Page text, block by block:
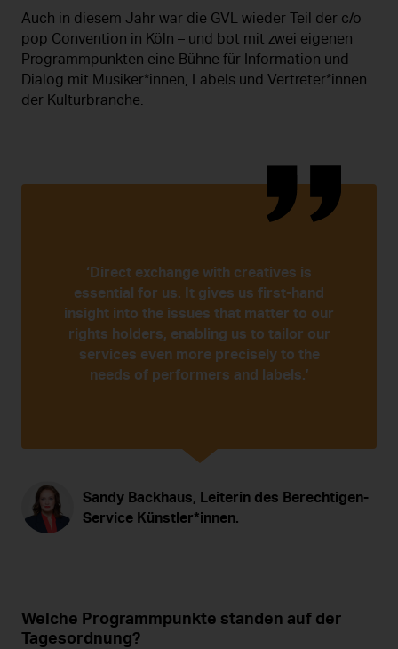
Auch in diesem Jahr war die GVL wieder Teil der c/o
pop Convention in Köln – und bot mit zwei eigenen
Programmpunkten eine Bühne für Information und
Dialog mit Musiker*innen, Labels und Vertreter*innen
der Kulturbranche.
‘Direct exchange with creatives is
essential for us. It gives us first-hand
insight into the issues that matter to our
rights holders, enabling us to tailor our
services even more precisely to the
needs of performers and labels.’
Sandy Backhaus, Leiterin des Berechtigen-
Service Künstler*innen.
Welche Programmpunkte standen auf der
Tagesordnung?